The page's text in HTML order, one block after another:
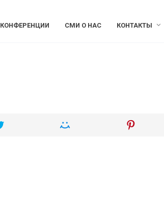
КОНФЕРЕНЦИИ СМИ О НАС КОНТАКТЫ